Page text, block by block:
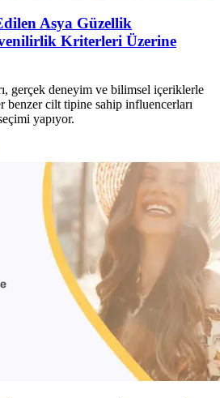
Asya Güzellik
Kriterleri Üzerine
gerçek deneyim ve bilimsel içeriklerle
benzer cilt tipine sahip influencerları
yapıyor.